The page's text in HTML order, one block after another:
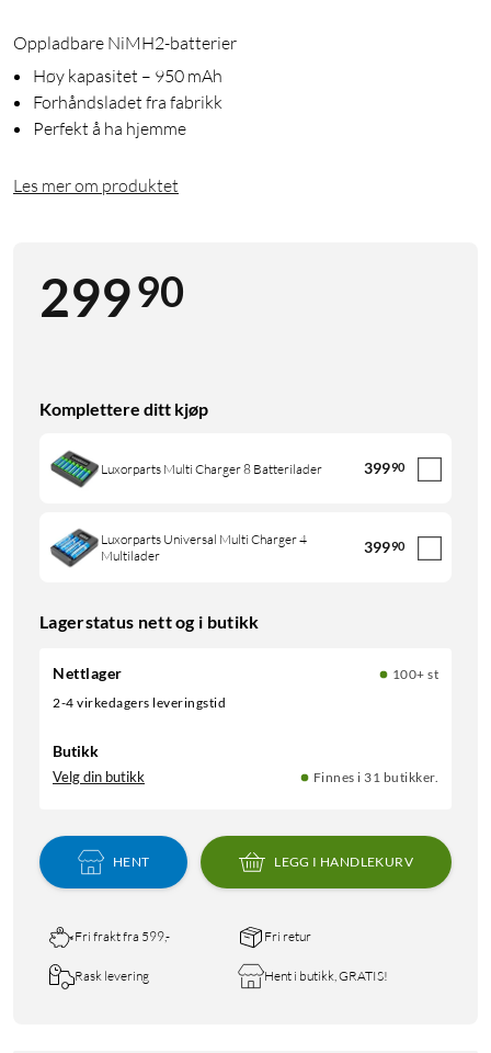
Oppladbare NiMH2-batterier
Høy kapasitet – 950 mAh
Forhåndsladet fra fabrikk
Perfekt å ha hjemme
Les mer om produktet
29990
Komplettere ditt kjøp
Luxorparts Multi Charger 8 Batterilader 39990
Luxorparts Universal Multi Charger 4
Multilader
39990
Lagerstatus nett og i butikk
Nettlager
100+ st
2-4 virkedagers leveringstid
Butikk
Velg din butikk Finnes i 31 butikker.
HENT LEGG I HANDLEKURV
Fri frakt fra 599,- Fri retur
Rask levering Hent i butikk, GRATIS!